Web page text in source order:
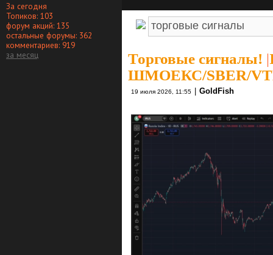
За сегодня
Топиков: 103
форум акций: 135
остальные форумы: 362
комментариев: 919
за месяц
Торговые сигналы! |
ШМОЕКС/SBER/
19 июля 2026, 11:55 GoldFish